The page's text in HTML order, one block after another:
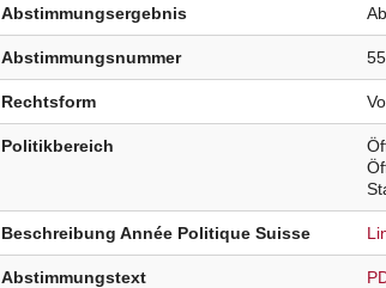
Abstimmungsergebnis
Abstimmungsnummer
Rechtsform
Politikbereich
Beschreibung Année Politique Suisse
Abstimmungstext